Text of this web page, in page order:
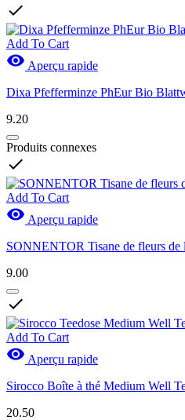

Add To Cart
 Aperçu rapide
Dixa Pfefferminze PhEur Bio
9.20
Produits connexes

Add To Cart
 Aperçu rapide
SONNENTOR Tisane de fleurs de
9.00

Add To Cart
 Aperçu rapide
Sirocco Boîte à thé Medium Well
20.50